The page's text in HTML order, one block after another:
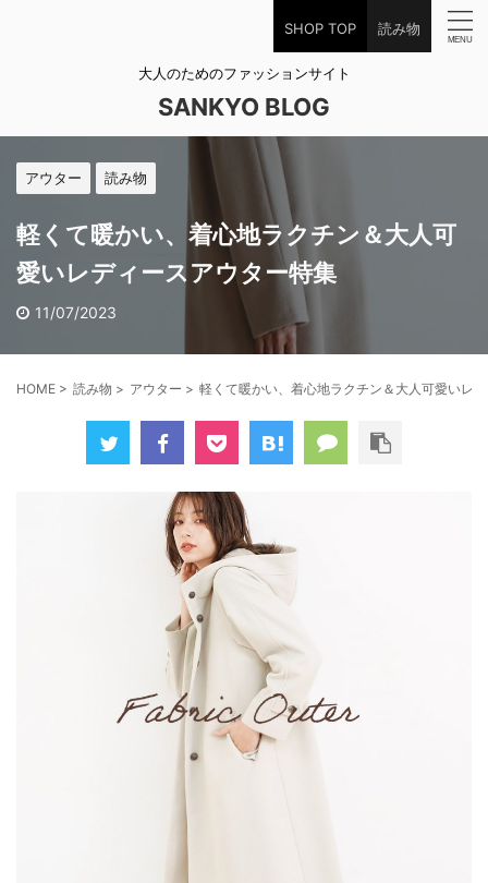
SHOP TOP 読み物
大人のためのファッションサイト
SANKYO BLOG
アウター 読み物
軽くて暖かい、着心地ラクチン＆大人可
愛いレディースアウター特集
11/07/2023
HOME > 読み物 > アウター > 軽くて暖かい、着心地ラクチン＆大人可愛いレ